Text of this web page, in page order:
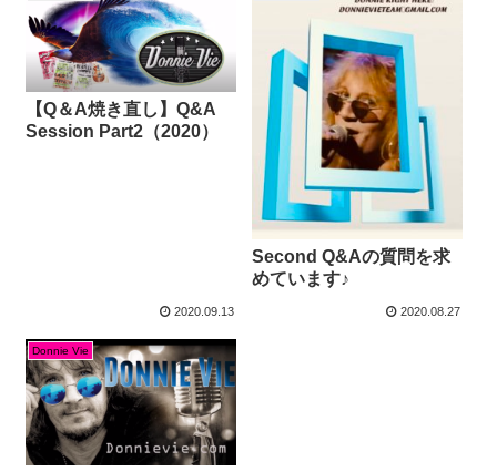
【Q＆A焼き直し】Q&A
Session Part2（2020）
2020.09.13
Second Q&Aの質問を求
めています♪
2020.08.27
Donnie Vie